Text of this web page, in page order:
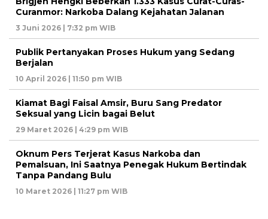
Curanmor: Narkoba Dalang Kejahatan Jalanan
3 Juni 2026 | 7:32 pm WIB
Publik Pertanyakan Proses Hukum yang Sedang
Berjalan
10 April 2026 | 11:50 pm WIB
Kiamat Bagi Faisal Amsir, Buru Sang Predator
Seksual yang Licin bagai Belut
29 Maret 2026 | 4:29 pm WIB
Oknum Pers Terjerat Kasus Narkoba dan
Pemalsuan, Ini Saatnya Penegak Hukum Bertindak
Tanpa Pandang Bulu
10 Maret 2026 | 11:27 pm WIB